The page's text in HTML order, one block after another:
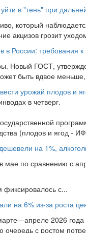
в "тень" при
который
акцизов грозит
России: требования к
Новый ГОСТ,
быть вдвое
урожай плодов и
в четверг.
(плодов и ягод -
на 1%,
по сравнению с
с...
на 6% из-за роста
2026
очередь с ростом